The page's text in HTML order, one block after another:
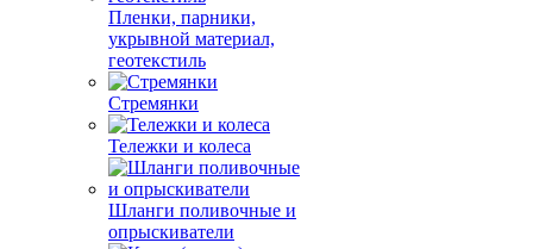
Пленки, парники,
укрывной материал,
геотекстиль
Стремянки
Тележки и колеса
Шланги поливочные и
опрыскиватели